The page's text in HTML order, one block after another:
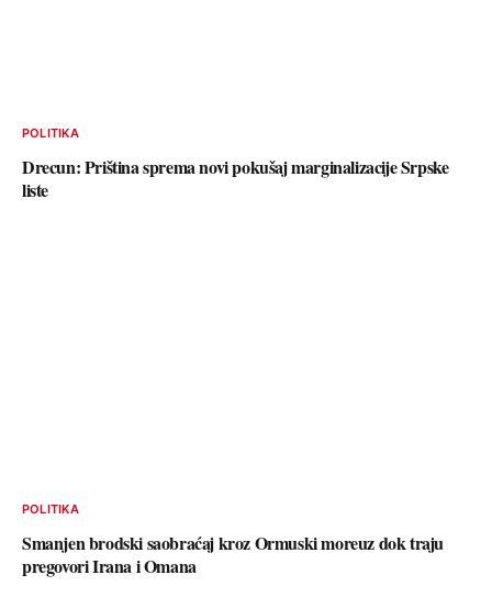
POLITIKA
Drecun: Priština sprema novi pokušaj marginalizacije Srpske
liste
POLITIKA
Smanjen brodski saobraćaj kroz Ormuski moreuz dok traju
pregovori Irana i Omana